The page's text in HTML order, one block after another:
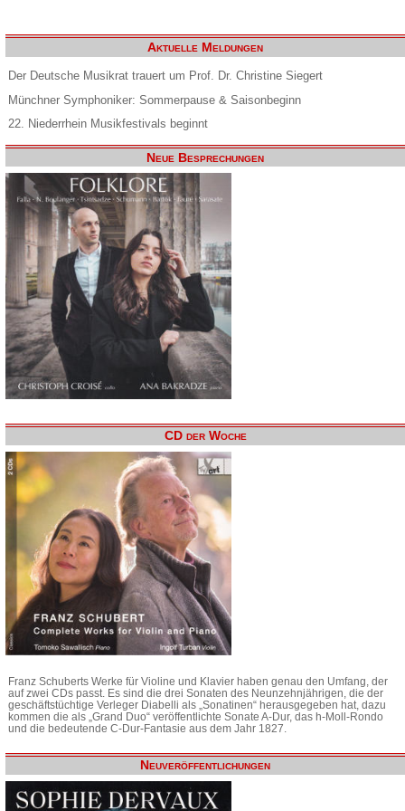
Aktuelle Meldungen
Der Deutsche Musikrat trauert um Prof. Dr. Christine Siegert
Münchner Symphoniker: Sommerpause & Saisonbeginn
22. Niederrhein Musikfestivals beginnt
Neue Besprechungen
CD der Woche
Franz Schuberts Werke für Violine und Klavier haben genau den Umfang, der
auf zwei CDs passt. Es sind die drei Sonaten des Neunzehnjährigen, die der
geschäftstüchtige Verleger Diabelli als „Sonatinen“ herausgegeben hat, dazu
kommen die als „Grand Duo“ veröffentlichte Sonate A-Dur, das h-Moll-Rondo
und die bedeutende C-Dur-Fantasie aus dem Jahr 1827.
Neuveröffentlichungen